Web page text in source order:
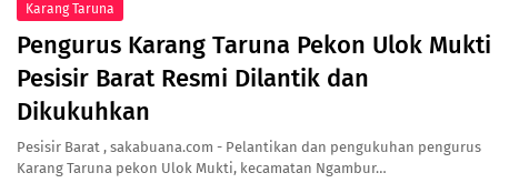
Karang Taruna
Pengurus Karang Taruna Pekon Ulok Mukti
Pesisir Barat Resmi Dilantik dan
Dikukuhkan
Pesisir Barat , sakabuana.com - Pelantikan dan pengukuhan pengurus
Karang Taruna pekon Ulok Mukti, kecamatan Ngambur…